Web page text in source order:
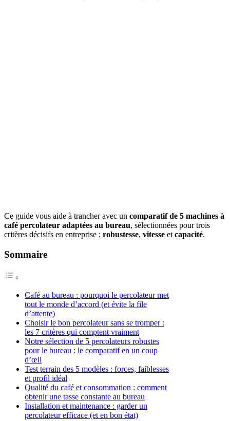
Ce guide vous aide à trancher avec un comparatif de 5 machines à
café percolateur adaptées au bureau, sélectionnées pour trois
critères décisifs en entreprise : robustesse, vitesse et capacité.
Sommaire
Café au bureau : pourquoi le percolateur met
tout le monde d’accord (et évite la file
d’attente)
Choisir le bon percolateur sans se tromper :
les 7 critères qui comptent vraiment
Notre sélection de 5 percolateurs robustes
pour le bureau : le comparatif en un coup
d’œil
Test terrain des 5 modèles : forces, faiblesses
et profil idéal
Qualité du café et consommation : comment
obtenir une tasse constante au bureau
Installation et maintenance : garder un
percolateur efficace (et en bon état)